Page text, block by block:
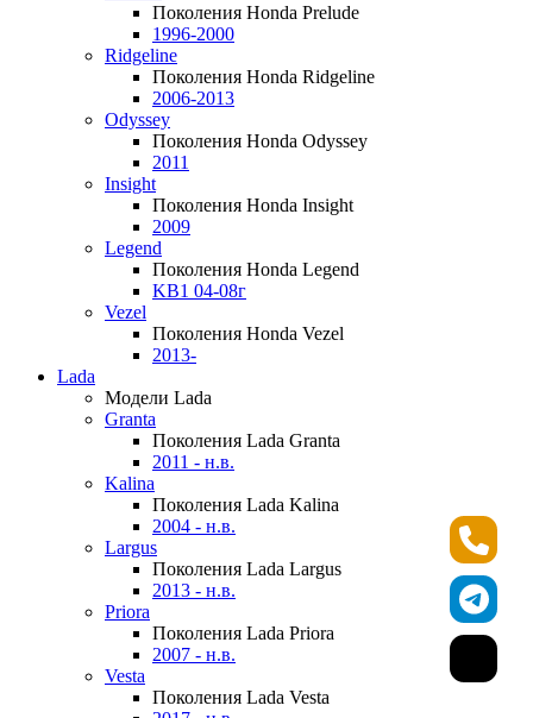
Поколения Honda Prelude
1996-2000
Ridgeline
Поколения Honda Ridgeline
2006-2013
Odyssey
Поколения Honda Odyssey
2011
Insight
Поколения Honda Insight
2009
Legend
Поколения Honda Legend
KB1 04-08г
Vezel
Поколения Honda Vezel
2013-
Lada
Модели Lada
Granta
Поколения Lada Granta
2011 - н.в.
Kalina
Поколения Lada Kalina
2004 - н.в.
Largus
Поколения Lada Largus
2013 - н.в.
Priora
Поколения Lada Priora
2007 - н.в.
Vesta
Поколения Lada Vesta